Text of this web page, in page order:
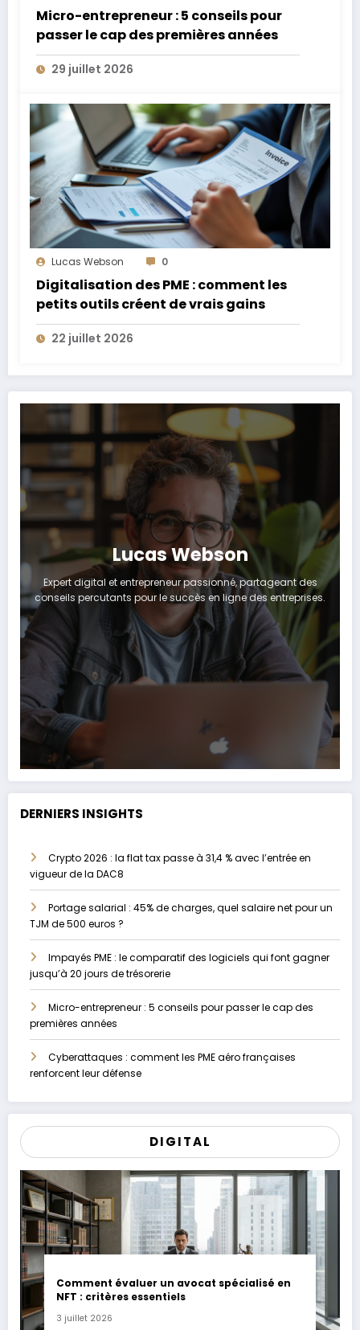
Micro-entrepreneur : 5 conseils pour
passer le cap des premières années
29 juillet 2026
Lucas Webson 0
Digitalisation des PME : comment les
petits outils créent de vrais gains
22 juillet 2026
Lucas Webson
Expert digital et entrepreneur passionné, partageant des
conseils percutants pour le succès en ligne des entreprises.
DERNIERS INSIGHTS
Crypto 2026 : la flat tax passe à 31,4 % avec l’entrée en
vigueur de la DAC8
Portage salarial : 45% de charges, quel salaire net pour un
TJM de 500 euros ?
Impayés PME : le comparatif des logiciels qui font gagner
jusqu’à 20 jours de trésorerie
Micro-entrepreneur : 5 conseils pour passer le cap des
premières années
Cyberattaques : comment les PME aéro françaises
renforcent leur défense
DIGITAL
Comment évaluer un avocat spécialisé en
NFT : critères essentiels
3 juillet 2026